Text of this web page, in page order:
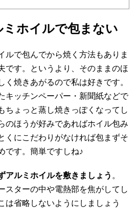
ミホイルで包まない
ルで包んでから焼く方法もありま
です。というより、そのままのほ
く焼きあがるので私は好きです。
キッチンペーパー・新聞紙などで
ちょっと蒸し焼きっぽくなってし
のほうが好みであればホイル包み
くにこだわりがなければ包まずそ
です。簡単ですしね♪
アルミホイルを敷きましょう 。
スターの中や電熱部を焦がしてし
は省略しないようにしましょう